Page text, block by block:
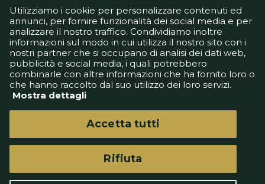
Informativa Privacy
Informativa Cookie
Tech App
Gestione preferenze
support@goldbetlive.it
GoldBetlive è un sito di GBO Italy Spa
Questo sito non rappresenta una testata
Utilizziamo i cookie per personalizzare contenuti ed
annunci, per fornire funzionalità dei social media e per
analizzare il nostro traffico. Condividiamo inoltre
informazioni sul modo in cui utilizza il nostro sito con i
nostri partner che si occupano di analisi dei dati web,
pubblicità e social media, i quali potrebbero
combinarle con altre informazioni che ha fornito loro o
che hanno raccolto dal suo utilizzo dei loro servizi.
Mostra dettagli
Rifiuta
Accetta tutti